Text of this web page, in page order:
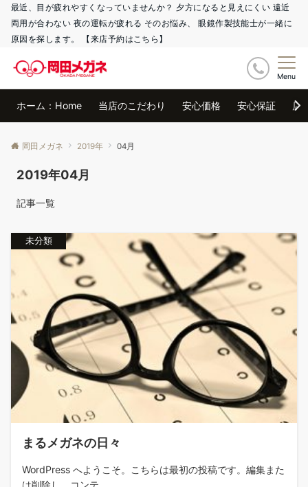
最近、目が疲れやすくなっていませんか？ 夕方になると見えにくい 遠近
両用が合わない 夜の運転が疲れる そのお悩み、 眼鏡作製技能士が一緒に
原因を探します。 【来店予約はこちら】
Menu
ホーム：Home 当店のこだわり 安心価格 安心保証 店
岡田メガネ 2019年 04月
2019年04月
記事一覧
未分類
まるメガネの日々
WordPress へようこそ。こちらは最初の投稿です。編集また